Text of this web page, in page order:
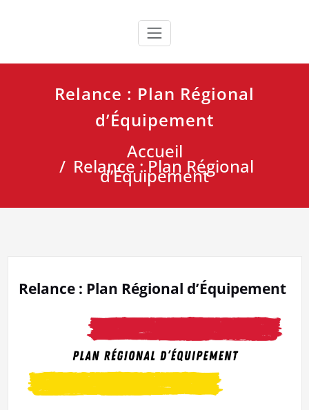
Relance : Plan Régional
d’Équipement
Accueil
Relance : Plan Régional
d’Équipement
Relance : Plan Régional d’Équipement